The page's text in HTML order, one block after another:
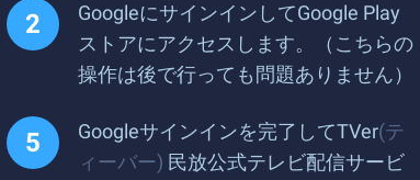
GoogleにサインインしてGoogle Play
ストアにアクセスします。（こちらの
操作は後で行っても問題ありません）
Googleサインインを完了してTVer(テ
ィーバー) 民放公式テレビ配信サービ